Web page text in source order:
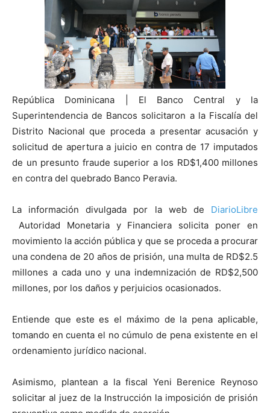
República Dominicana | El Banco Central y la
Superintendencia de Bancos solicitaron a la Fiscalía del
Distrito Nacional que proceda a presentar acusación y
solicitud de apertura a juicio en contra de 17 imputados
de un presunto fraude superior a los RD$1,400 millones
en contra del quebrado Banco Peravia.
La información divulgada por la web de DiarioLibre
Autoridad Monetaria y Financiera solicita poner en
movimiento la acción pública y que se proceda a procurar
una condena de 20 años de prisión, una multa de RD$2.5
millones a cada uno y una indemnización de RD$2,500
millones, por los daños y perjuicios ocasionados.
Entiende que este es el máximo de la pena aplicable,
tomando en cuenta el no cúmulo de pena existente en el
ordenamiento jurídico nacional.
Asimismo, plantean a la fiscal Yeni Berenice Reynoso
solicitar al juez de la Instrucción la imposición de prisión